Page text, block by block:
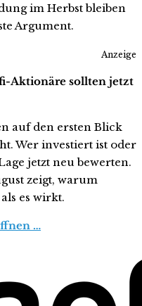
im Herbst bleiben
Argument.
Anzeige
Aktionäre sollten jetzt
auf den ersten Blick
Wer investiert ist oder
jetzt neu bewerten.
zeigt, warum
es wirkt.
…